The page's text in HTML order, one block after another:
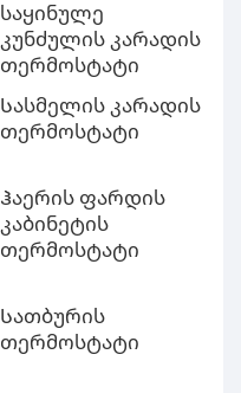
საყინულე
კუნძულის კარადის
თერმოსტატი
Სასმელის კარადის
თერმოსტატი
Ჰაერის ფარდის
კაბინეტის
თერმოსტატი
Სათბურის
თერმოსტატი